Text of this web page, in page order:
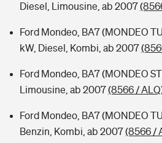
Diesel, Limousine, ab 2007
Ford Mondeo, BA7 (MONDEO
kW, Diesel, Kombi, ab 2007
Ford Mondeo, BA7 (MONDEO
Limousine, ab 2007(8566 /
Ford Mondeo, BA7 (MONDEO
Benzin, Kombi, ab 2007(8566 /